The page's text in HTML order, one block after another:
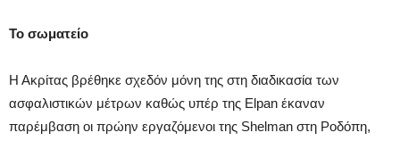
Το σωματείο
Η Ακρίτας βρέθηκε σχεδόν μόνη της στη διαδικασία των
ασφαλιστικών μέτρων καθώς υπέρ της Elpan έκαναν
παρέμβαση οι πρώην εργαζόμενοι της Shelman στη Ροδόπη,